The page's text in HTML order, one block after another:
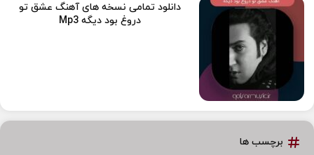
دانلود تمامی نسخه های آهنگ عشق تو
دروغ بود دیگه Mp3
برچسب ها